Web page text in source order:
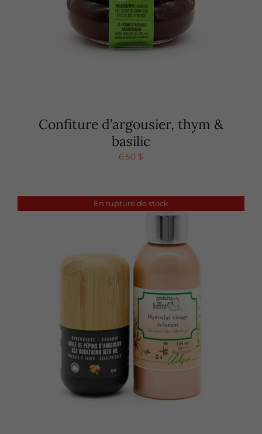
Confiture d’argousier, thym &
basilic
6,50 $
En rupture de stock